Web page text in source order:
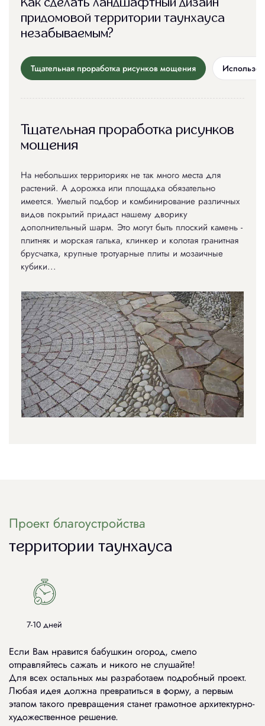
Как сделать ландшафтный дизайн
придомовой территории таунхауса
незабываемым?
Тщательная проработка рисунков мощения
Тщательная проработка рисунков
мощения
На небольших территориях не так много места для
растений. А дорожка или площадка обязательно
имеется. Умелый подбор и комбинирование различных
видов покрытий придаст нашему дворику
дополнительный шарм. Это могут быть плоский камень -
плитняк и морская галька, клинкер и колотая гранитная
брусчатка, крупные тротуарные плиты и мозаичные
кубики...
Проект благоустройства
территории таунхауса
7-10 дней
Если Вам нравится бабушкин огород, смело
отправляйтесь сажать и никого не слушайте!
Для всех остальных мы разработаем подробный проект.
Любая идея должна превратиться в форму, а первым
этапом такого превращения станет грамотное архитектурно-
художественное решение.